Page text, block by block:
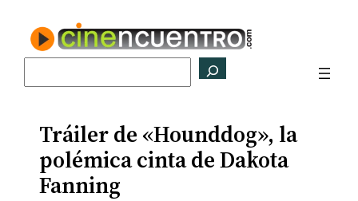
contenido
Tráiler de «Hounddog», la
polémica cinta de Dakota
Fanning